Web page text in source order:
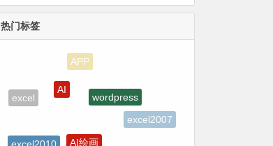
热门标签
excel
AI
wordpress
excel2007
excel2010
AI绘画